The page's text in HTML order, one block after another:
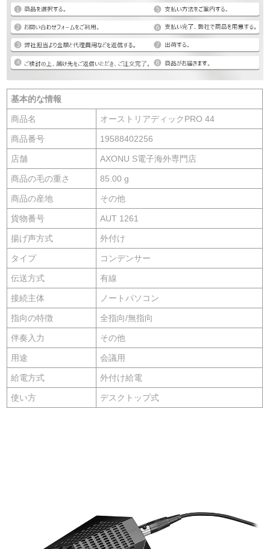
基本的な情報
商品名 オーストリアディックPRO 44
商品番号 19588402256
店舗 AXONU S電子海外専門店
商品の毛の重さ 85.00 g
商品の産地 その他
貨物番号 AUT 1261
揚げ声方式 外付け
タイプ コンデンサー
伝送方式 有線
接続主体 ノートパソコン
指向の特徴 全指向/無指向
伴奏入力 その他
用途 会議用
給電方式 外付け給電
使い方 デスクトップ式